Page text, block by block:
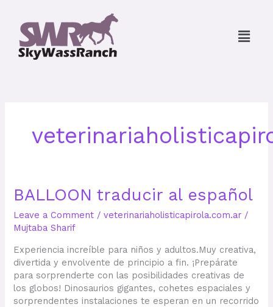
content
Menu
BALLOON traducir al español
Leave a Comment /veterinariaholisticapirola.com.ar /
Mujtaba Sharif
Experiencia increíble para niños y adultos.Muy creativa,
divertida y envolvente de principio a fin. ¡Prepárate
para sorprenderte con las posibilidades creativas de
los globos! Dinosaurios gigantes, cohetes espaciales y
sorprendentes instalaciones te esperan en un recorrido